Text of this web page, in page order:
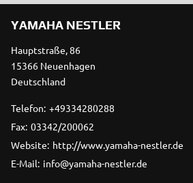
YAMAHA NESTLER
Hauptstraße, 86
15366 Neuenhagen
Deutschland
Telefon: +49334280288
Fax: 03342/200062
Website: http://www.yamaha-nestler.de
E-Mail: info@yamaha-nestler.de